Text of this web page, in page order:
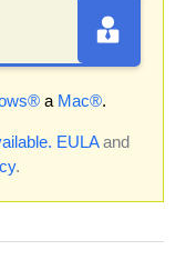
a Mac®.
EULAand
.